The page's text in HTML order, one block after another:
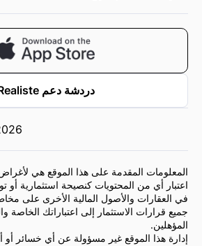
دردشة دعم Realiste
المعلومات المقدمة على هذا الموقع هي
اعتبار أي من المحتويات كنصيحة استثمارية أو
في العقارات والأصول المالية الأخرى على
جميع قرارات الاستثمار إلى اعتباراتك الخاصة
المؤهلين.
إدارة هذا الموقع غير مسؤولة عن أي خسائر أو